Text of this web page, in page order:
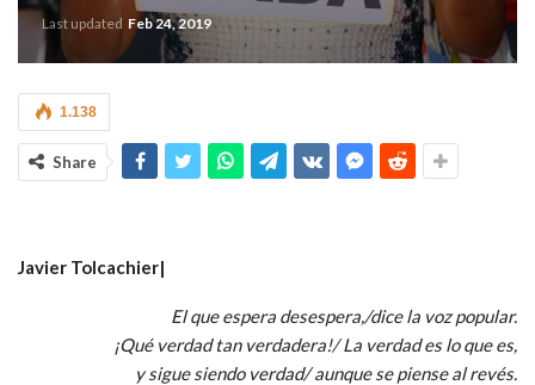
Last updated Feb 24, 2019
1.138
Share
Javier Tolcachier|
El que espera desespera,/dice la voz popular.
¡Qué verdad tan verdadera!/ La verdad es lo que es,
y sigue siendo verdad/ aunque se piense al revés.